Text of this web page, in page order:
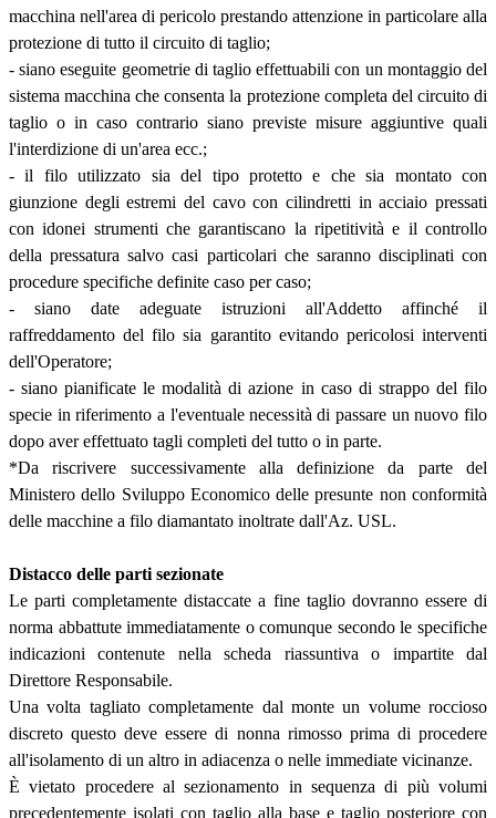
macchina nell'area di pericolo prestando attenzione in particolare alla
protezione di tutto il circuito di taglio;
- siano eseguite geometrie di taglio effettuabili con un montaggio del
sistema macchina che consenta la protezione completa del circuito di
taglio o in caso contrario siano previste misure aggiuntive quali
l'interdizione di un'area ecc.;
- il filo utilizzato sia del tipo protetto e che sia montato con
giunzione degli estremi del cavo con cilindretti in acciaio pressati
con idonei strumenti che garantiscano la ripetitività e il controllo
della pressatura salvo casi particolari che saranno disciplinati con
procedure specifiche definite caso per caso;
- siano date adeguate istruzioni all'Addetto affinché il
raffreddamento del filo sia garantito evitando pericolosi interventi
dell'Operatore;
- siano pianificate le modalità di azione in caso di strappo del filo
specie in riferimento a l'eventuale necessità di passare un nuovo filo
dopo aver effettuato tagli completi del tutto o in parte.
*Da riscrivere successivamente alla definizione da parte del
Ministero dello Sviluppo Economico delle presunte non conformità
delle macchine a filo diamantato inoltrate dall'Az. USL.
Distacco delle parti sezionate
Le parti completamente distaccate a fine taglio dovranno essere di
norma abbattute immediatamente o comunque secondo le specifiche
indicazioni contenute nella scheda riassuntiva o impartite dal
Direttore Responsabile.
Una volta tagliato completamente dal monte un volume roccioso
discreto questo deve essere di nonna rimosso prima di procedere
all'isolamento di un altro in adiacenza o nelle immediate vicinanze.
È vietato procedere al sezionamento in sequenza di più volumi
precedentemente isolati con taglio alla base e taglio posteriore con